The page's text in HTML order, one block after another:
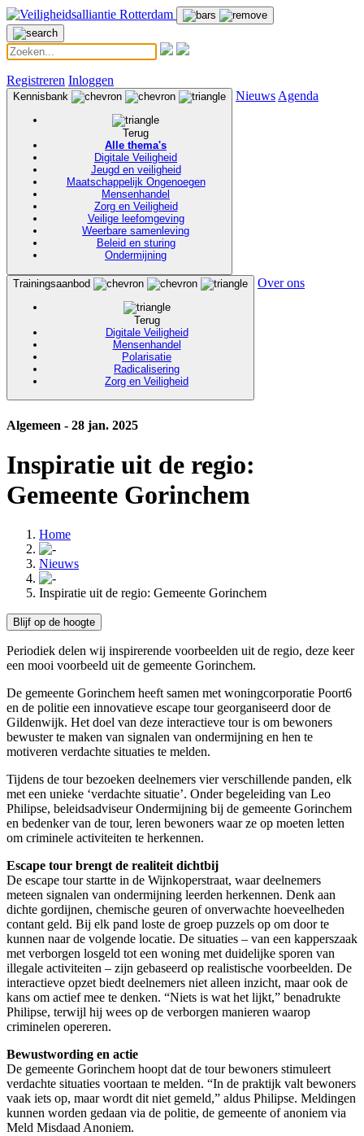
Registreren Inloggen
Kennisbank
Terug
Alle thema's
Digitale Veiligheid
Jeugd en veiligheid
Maatschappelijk Ongenoegen
Mensenhandel
Zorg en Veiligheid
Veilige leefomgeving
Weerbare samenleving
Beleid en sturing
Ondermijning
Nieuws Agenda
Trainingsaanbod
Terug
Digitale Veiligheid
Mensenhandel
Polarisatie
Radicalisering
Zorg en Veiligheid
Over ons
Algemeen - 28 jan. 2025
Inspiratie uit de regio:
Gemeente Gorinchem
Home
Nieuws
Inspiratie uit de regio: Gemeente Gorinchem
Blijf op de hoogte
Periodiek delen wij inspirerende voorbeelden uit de regio, deze keer
een mooi voorbeeld uit de gemeente Gorinchem.
De gemeente Gorinchem heeft samen met woningcorporatie Poort6
en de politie een innovatieve escape tour georganiseerd door de
Gildenwijk. Het doel van deze interactieve tour is om bewoners
bewuster te maken van signalen van ondermijning en hen te
motiveren verdachte situaties te melden.
Tijdens de tour bezoeken deelnemers vier verschillende panden, elk
met een unieke ‘verdachte situatie’. Onder begeleiding van Leo
Philipse, beleidsadviseur Ondermijning bij de gemeente Gorinchem
en bedenker van de tour, leren bewoners waar ze op moeten letten
om criminele activiteiten te herkennen.
Escape tour brengt de realiteit dichtbij
De escape tour startte in de Wijnkoperstraat, waar deelnemers
meteen signalen van ondermijning leerden herkennen. Denk aan
dichte gordijnen, chemische geuren of onverwachte hoeveelheden
contant geld. Bij elk pand loste de groep puzzels op om door te
kunnen naar de volgende locatie. De situaties – van een kapperszaak
met verborgen losgeld tot een woning met duidelijke sporen van
illegale activiteiten – zijn gebaseerd op realistische voorbeelden. De
interactieve opzet biedt deelnemers niet alleen inzicht, maar ook de
kans om actief mee te denken. “Niets is wat het lijkt,” benadrukte
Philipse, terwijl hij wees op de verborgen manieren waarop
criminelen opereren.
Bewustwording en actie
De gemeente Gorinchem hoopt dat de tour bewoners stimuleert
verdachte situaties voortaan te melden. “In de praktijk valt bewoners
vaak iets op, maar wordt dit niet gemeld,” aldus Philipse. Meldingen
kunnen worden gedaan via de politie, de gemeente of anoniem via
Meld Misdaad Anoniem.